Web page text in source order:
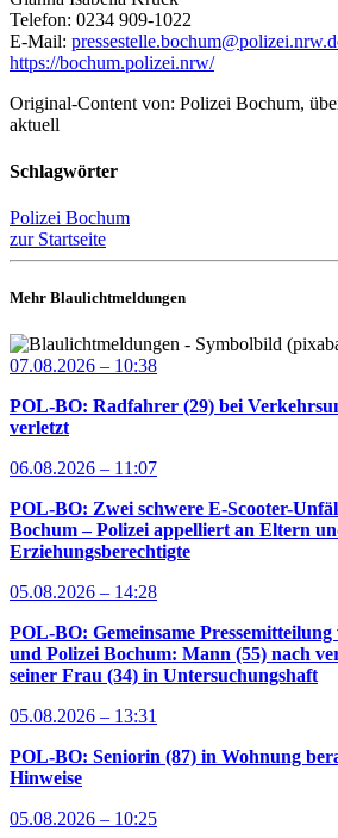
Telefon: 0234 909-1022
E-Mail:
https://bochum.polizei.nrw/
Original-Content von: Polizei Bochum,
aktuell
Schlagwörter
Polizei Bochum
zur Startseite
Mehr Blaulichtmeldungen
07.08.2026 – 10:38
POL-BO: Radfahrer (29) bei
verletzt
06.08.2026 – 11:07
POL-BO: Zwei schwere E-Scooter-
Bochum – Polizei appelliert an Eltern
Erziehungsberechtigte
05.08.2026 – 14:28
POL-BO: Gemeinsame
und Polizei Bochum: Mann (55) nach
seiner Frau (34) in Untersuchungshaft
05.08.2026 – 13:31
POL-BO: Seniorin (87) in Wohnung
Hinweise
05.08.2026 – 10:25